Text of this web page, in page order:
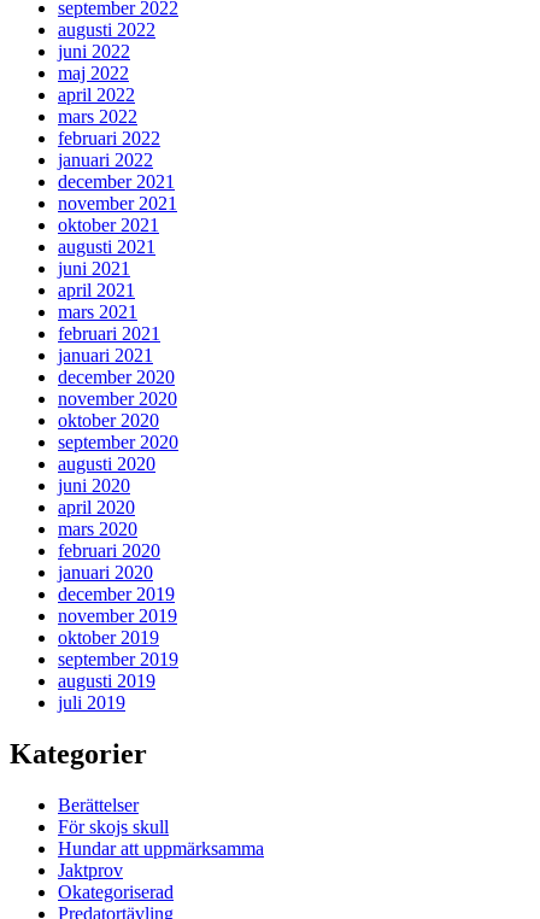
september 2022
augusti 2022
juni 2022
maj 2022
april 2022
mars 2022
februari 2022
januari 2022
december 2021
november 2021
oktober 2021
augusti 2021
juni 2021
april 2021
mars 2021
februari 2021
januari 2021
december 2020
november 2020
oktober 2020
september 2020
augusti 2020
juni 2020
april 2020
mars 2020
februari 2020
januari 2020
december 2019
november 2019
oktober 2019
september 2019
augusti 2019
juli 2019
Kategorier
Berättelser
För skojs skull
Hundar att uppmärksamma
Jaktprov
Okategoriserad
Predatortävling